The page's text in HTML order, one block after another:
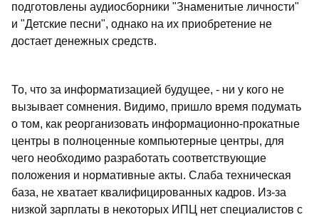
подготовлены аудиосборники "Знаменитые личности"
и "Детские песни", однако на их приобретение не
достает денежных средств.
То, что за информатизацией будущее, - ни у кого не
вызывает сомнения. Видимо, пришло время подумать
о том, как реорганизовать информационно-прокатные
центры в полноценные компьютерные центры, для
чего необходимо разработать соответствующие
положения и нормативные акты. Слаба техническая
база, не хватает квалифицированных кадров. Из-за
низкой зарплаты в некоторых ИПЦ нет специалистов с